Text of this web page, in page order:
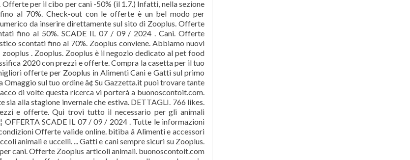
per il cibo per cani -50% (il 1.7.) Infatti, nella sezione
al 70%. Check-out con le offerte è un bel modo per
da inserire direttamente sul sito di Zooplus. Offerte
fino al 50%. SCADE IL 07 / 09 / 2024 . Cani. Offerte
scontati fino al 70%. Zooplus conviene. Abbiamo nuovi
. Zooplus. Zooplus è il negozio dedicato al pet food
2020 con prezzi e offerte. Compra la casetta per il tuo
offerte per Zooplus in Alimenti Cani e Gatti sul primo
sul tuo ordine â¢ Su Gazzetta.it puoi trovare tante
di volte questa ricerca vi porterà a buonoscontoit.com.
alla stagione invernale che estiva. DETTAGLI. 766 likes.
e offerte. Qui trovi tutto il necessario per gli animali
OFFERTA SCADE IL 07 / 09 / 2024 . Tutte le informazioni
Offerte valide online. bitiba â Alimenti e accessori
animali e uccelli. ... Gatti e cani sempre sicuri su Zooplus.
cani. Offerte Zooplus articoli animali. buonoscontoit.com